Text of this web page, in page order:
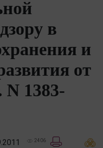
в
и
от
N 1383-
2406